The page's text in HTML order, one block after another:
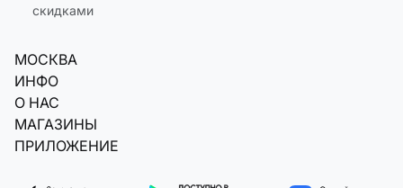
скидками
МОСКВА
ИНФО
О НАС
МАГАЗИНЫ
ПРИЛОЖЕНИЕ